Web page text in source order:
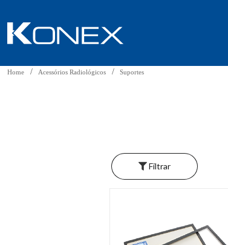
Home Acessórios Radiológicos Suportes
Filtrar